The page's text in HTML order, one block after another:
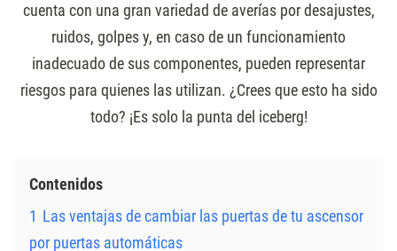
cuenta con una gran variedad de averías por desajustes,
ruidos, golpes y, en caso de un funcionamiento
inadecuado de sus componentes, pueden representar
riesgos para quienes las utilizan. ¿Crees que esto ha sido
todo? ¡Es solo la punta del iceberg!
Contenidos
1 Las ventajas de cambiar las puertas de tu ascensor
por puertas automáticas